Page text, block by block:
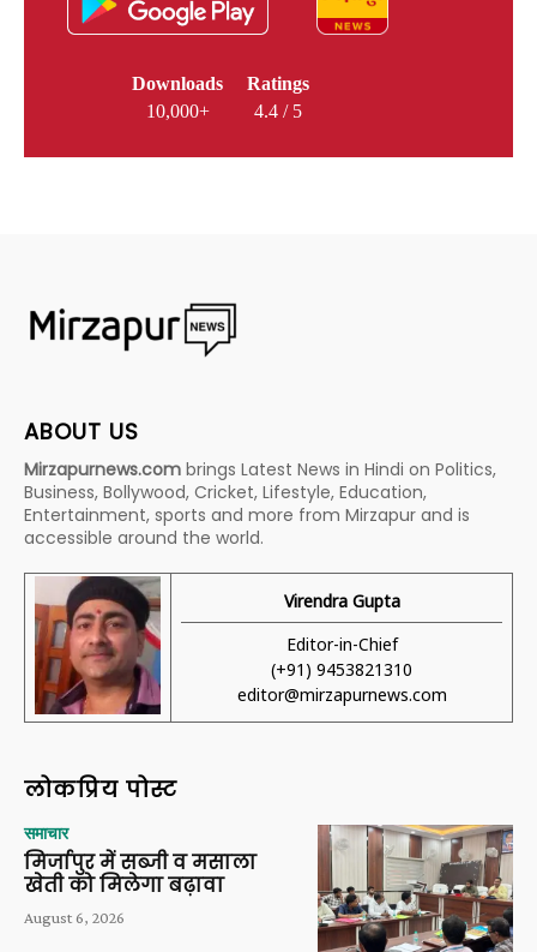
Downloads
10,000+
Ratings
4.4 / 5
ABOUT US
Mirzapurnews.com brings Latest News in Hindi on Politics,
Business, Bollywood, Cricket, Lifestyle, Education,
Entertainment, sports and more from Mirzapur and is
accessible around the world.
Virendra Gupta
Editor-in-Chief
(+91) 9453821310
editor@mirzapurnews.com
लोकप्रिय पोस्ट
समाचार
मिर्जापुर में सब्जी व मसाला
खेती को मिलेगा बढ़ावा
August 6, 2026